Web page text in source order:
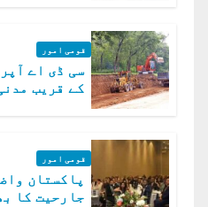
قومی امور
سی ڈی اے
کے قریب
قومی امور
پاکستان
جارحیت کا